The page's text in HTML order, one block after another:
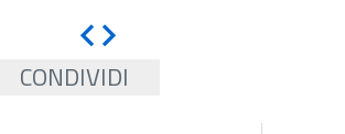
Indietro
CONDIVIDI